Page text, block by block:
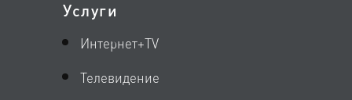
Услуги
Интернет+TV
Телевидение